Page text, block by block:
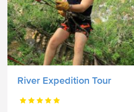
River Expedition Tour